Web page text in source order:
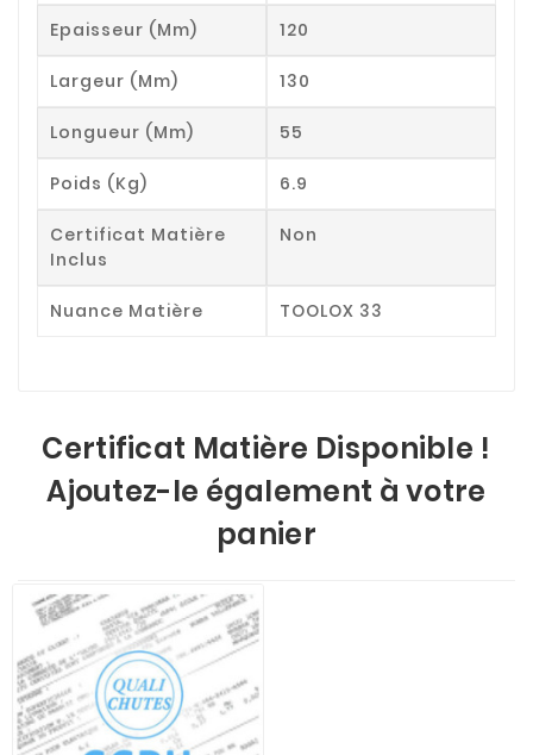
Epaisseur (mm) 120
Largeur (mm) 130
Longueur (mm) 55
Poids (kg) 6.9
Certificat Matière
Inclus
Non
Nuance Matière TOOLOX 33
Certificat Matière Disponible !
Ajoutez-le également à votre
panier